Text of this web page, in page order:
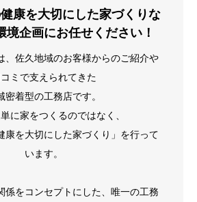
康を大切にした家づくりな
境企画にお任せください！
、佐久地域のお客様からのご紹介や
コミで支えられてきた
密着型の工務店です。
に家をつくるのではなく、
康を大切にした家づくり」を行って
います。
係をコンセプトにした、唯一の工務